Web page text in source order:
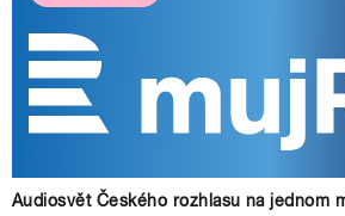
Audiosvět Českého rozhlasu na jednom